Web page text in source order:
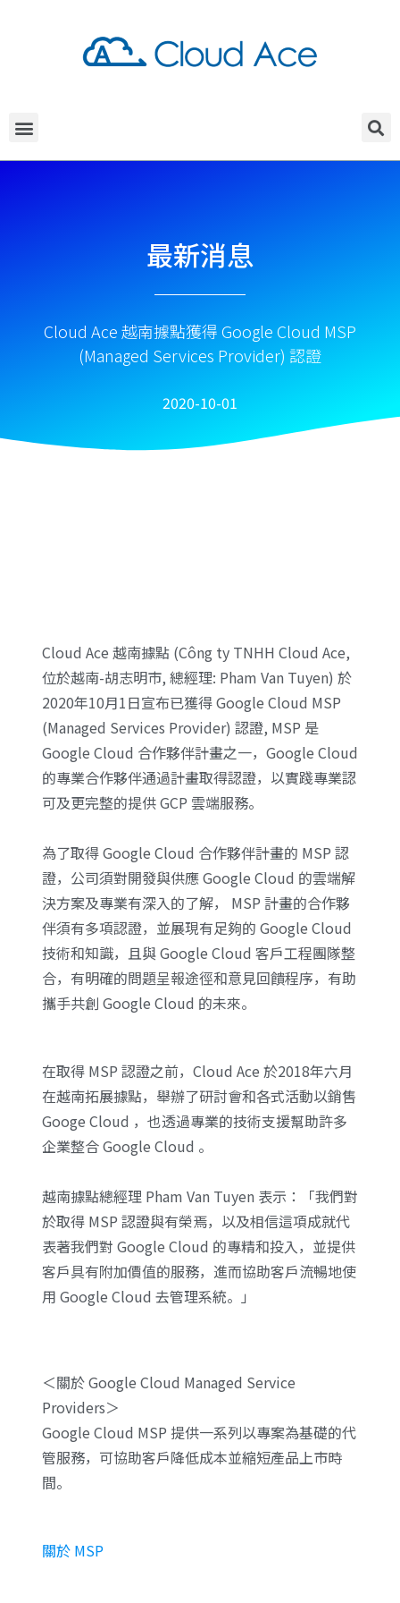
最新消息
Cloud Ace 越南據點獲得 Google Cloud MSP
(Managed Services Provider) 認證
2020-10-01
Cloud Ace 越南據點 (Công ty TNHH Cloud Ace,
位於越南-胡志明市, 總經理: Pham Van Tuyen) 於
2020年10月1日宣布已獲得 Google Cloud MSP
(Managed Services Provider) 認證, MSP 是
Google Cloud 合作夥伴計畫之一，Google Cloud
的專業合作夥伴通過計畫取得認證，以實踐專業認
可及更完整的提供 GCP 雲端服務。
​為了取得 Google Cloud 合作夥伴計畫的 MSP 認
證，公司須對開發與供應 Google Cloud 的雲端解
決方案及專業有深入的了解， MSP 計畫的合作夥
伴須有多項認證，並展現有足夠的 Google Cloud
技術和知識，且與 Google Cloud 客戶工程團隊整
合，有明確的問題呈報途徑和意見回饋程序，有助
攜手共創 Google Cloud 的未來。
在取得 MSP 認證之前，Cloud Ace 於2018年六月
在越南拓展據點，舉辦了研討會和各式活動以銷售
Googe Cloud ，也透過專業的技術支援幫助許多
企業整合 Google Cloud 。
越南據點總經理 Pham Van Tuyen 表示：「我們對
於取得 MSP 認證與有榮焉，以及相信這項成就代
表著我們對 Google Cloud 的專精和投入，並提供
客戶具有附加價值的服務，進而協助客戶流暢地使
用 Google Cloud 去管理系統。」
​＜關於 Google Cloud Managed Service
Providers＞
Google Cloud MSP 提供一系列以專案為基礎的代
管服務，可協助客戶降低成本並縮短產品上市時
間。
關於 MSP